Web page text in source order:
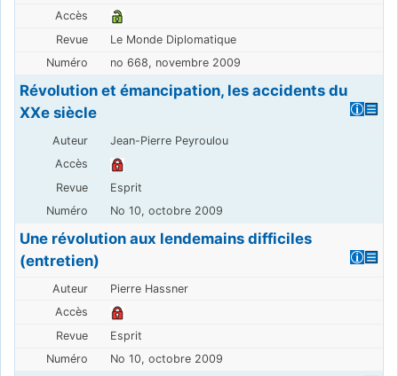
Le Monde Diplomatique
no 668, novembre 2009
Révolution et émancipation, les accidents du
XXe siècle
Jean-Pierre Peyroulou
Esprit
No 10, octobre 2009
Une révolution aux lendemains difficiles
(entretien)
Pierre Hassner
Esprit
No 10, octobre 2009